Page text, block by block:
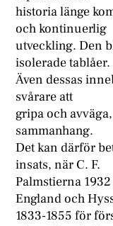
historia länge
och kontinuerlig
utveckling. Den
isolerade tablåer.
Även dessas
svårare att
gripa och
sammanhang.
Det kan därför
insats, när C. F.
Palmstierna
England och
1833-1855 för